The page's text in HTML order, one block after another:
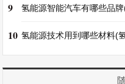
9 氢能源智能汽车有哪些品
10 氢能源技术用到哪些材料(